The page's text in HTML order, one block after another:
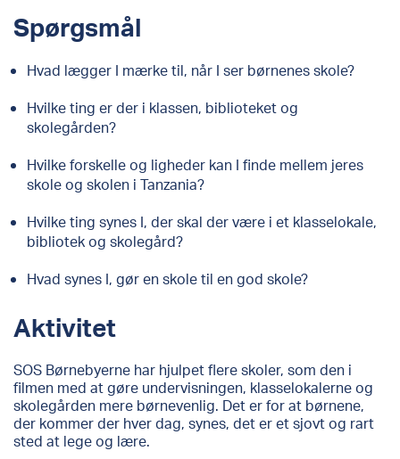
Spørgsmål
Hvad lægger I mærke til, når I ser børnenes skole?
Hvilke ting er der i klassen, biblioteket og
skolegården?
Hvilke forskelle og ligheder kan I finde mellem jeres
skole og skolen i Tanzania?
Hvilke ting synes I, der skal der være i et klasselokale,
bibliotek og skolegård?
Hvad synes I, gør en skole til en god skole?
Aktivitet
SOS Børnebyerne har hjulpet flere skoler, som den i
filmen med at gøre undervisningen, klasselokalerne og
skolegården mere børnevenlig. Det er for at børnene,
der kommer der hver dag, synes, det er et sjovt og rart
sted at lege og lære.